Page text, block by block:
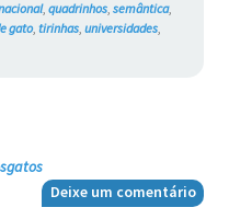
, quadrinhos, semântica,
gato, tirinhas, universidades,
Deixe um comentário